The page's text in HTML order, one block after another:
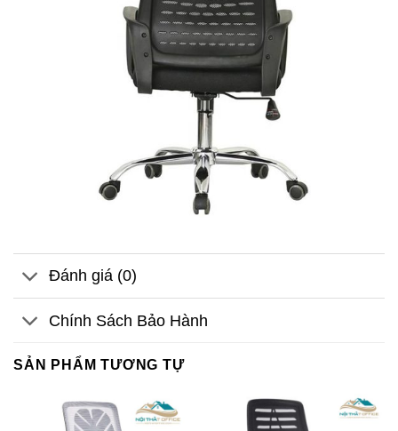
Đánh giá (0)
Chính Sách Bảo Hành
SẢN PHẨM TƯƠNG TỰ